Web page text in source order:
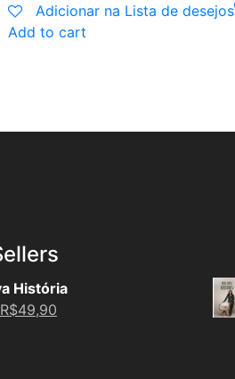
Adicionar na Lista de desejos
Add to cart
História
Original
R$49,90